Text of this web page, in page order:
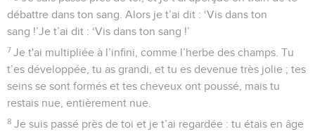
débattre dans ton sang. Alors je t’ai dit : ‘Vis dans ton
sang !’Je t’ai dit : ‘Vis dans ton sang !’
7 Je t'ai multipliée à l’infini, comme l’herbe des champs. Tu
t’es développée, tu as grandi, et tu es devenue très jolie ; tes
seins se sont formés et tes cheveux ont poussé, mais tu
restais nue, entièrement nue.
8 Je suis passé près de toi et je t’ai regardée : tu étais en âge